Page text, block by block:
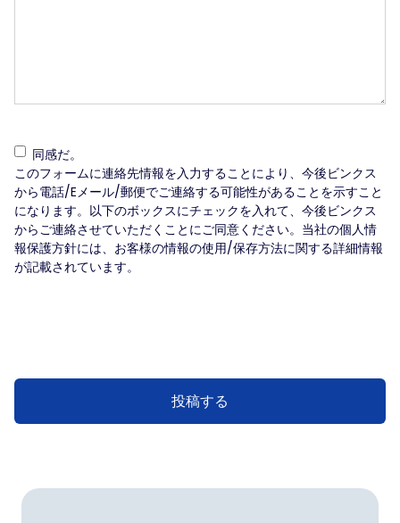
同
感
だ。
(Required)
同感だ。
このフォームに連絡先情報を入力することにより、今後ビンクス
から電話/Eメール/郵便でご連絡する可能性があることを示すこと
になります。以下のボックスにチェックを入れて、今後ビンクス
からご連絡させていただくことにご同意ください。当社の個人情
報保護方針には、お客様の情報の使用/保存方法に関する詳細情報
が記載されています。
投稿する